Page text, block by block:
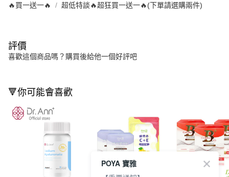
🔥買一送一🔥 超低特談🔥超狂買一送一🔥(下單請選購兩件)
評價
喜歡這個商品嗎？購買後給他一個好評吧
🔻你可能會喜歡
POYA 寶雅